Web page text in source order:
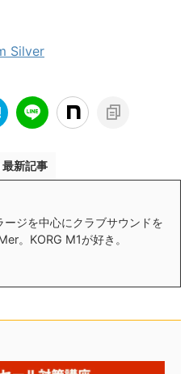
Silver
最新記事
ージを中心にクラブサウンドを
。KORG M1が好き。